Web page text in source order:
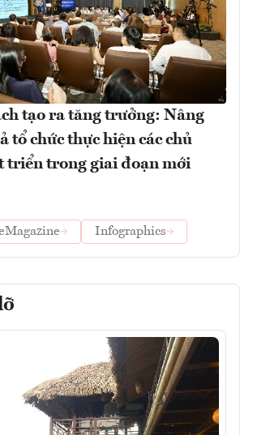
tạo ra tăng trưởng: Nâng
tổ chức thực hiện các chủ
triển trong giai đoạn mới
Infographics